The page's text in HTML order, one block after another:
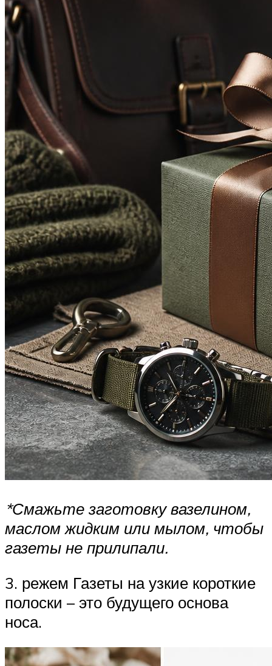
*Смажьте заготовку вазелином,
маслом жидким или мылом, чтобы
газеты не прилипали.
3. режем Газеты на узкие короткие
полоски – это будущего основа
носа.